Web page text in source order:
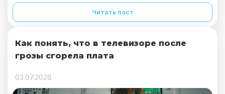
Читать пост
Как понять, что в телевизоре после
грозы сгорела плата
03.07.2026